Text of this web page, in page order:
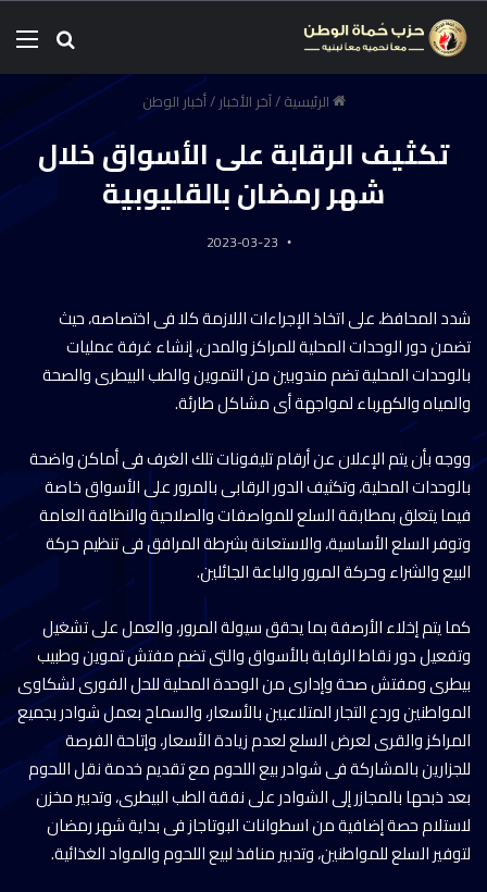
الرئيسية/آخر الأخبار/أخبار الوطن
تكثيف الرقابة على الأسواق خلال
شهر رمضان بالقليوبية
2023-03-23
شدد المحافظ، على اتخاذ الإجراءات اللازمة كلا فى اختصاصه، حيث
تضمن دور الوحدات المحلية للمراكز والمدن، إنشاء غرفة عمليات
بالوحدات المحلية تضم مندوبين من التموين والطب البيطرى والصحة
والمياه والكهرباء لمواجهة أى مشاكل طارئة.
ووجه بأن يتم الإعلان عن أرقام تليفونات تلك الغرف فى أماكن واضحة
بالوحدات المحلية، وتكثيف الدور الرقابى بالمرور على الأسواق خاصة
فيما يتعلق بمطابقة السلع للمواصفات والصلاحية والنظافة العامة
وتوفر السلع الأساسية، والاستعانة بشرطة المرافق فى تنظيم حركة
البيع والشراء وحركة المرور والباعة الجائلين.
كما يتم إخلاء الأرصفة بما يحقق سيولة المرور، والعمل على تشغيل
وتفعيل دور نقاط الرقابة بالأسواق والتى تضم مفتش تموين وطبيب
بيطرى ومفتش صحة وإدارى من الوحدة المحلية للحل الفورى لشكاوى
المواطنين وردع التجار المتلاعبين بالأسعار، والسماح بعمل شوادر بجميع
المراكز والقرى لعرض السلع لعدم زيادة الأسعار، وإتاحة الفرصة
للجزارين بالمشاركة فى شوادر بيع اللحوم مع تقديم خدمة نقل اللحوم
بعد ذبحها بالمجازر إلى الشوادر على نفقة الطب البيطرى، وتدبير مخزن
لاستلام حصة إضافية من اسطوانات البوتاجاز فى بداية شهر رمضان
لتوفير السلع للمواطنين، وتدبير منافذ لبيع اللحوم والمواد الغذائية.